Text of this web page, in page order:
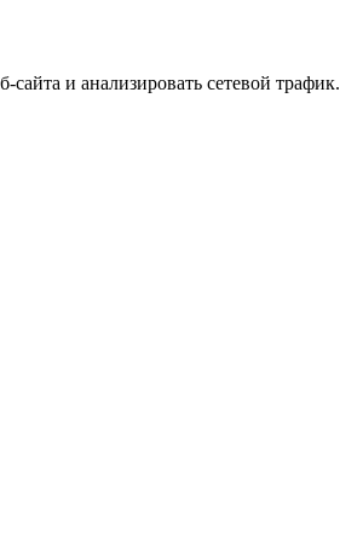
и анализировать сетевой трафик.